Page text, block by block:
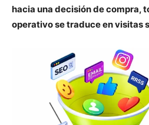
hacia una decisión de compra,
operativo se traduce en visitas